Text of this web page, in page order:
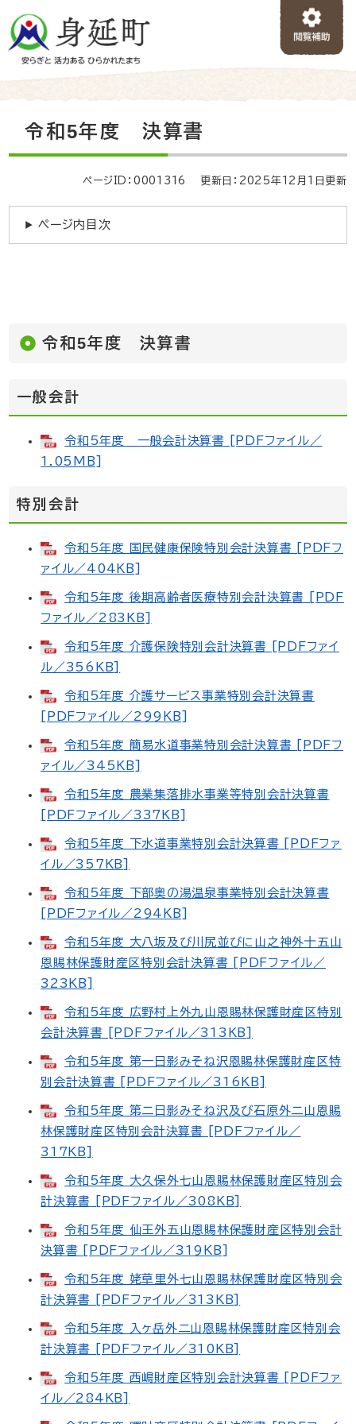
ー
先
令和5年度 決算書
ページID：0001316 更新日：2025年12月1日更新
ページ内目次
令和5年度 決算書
一般会計
令和5年度 一般会計決算書 [PDFファイル／
1.05MB]
特別会計
令和5年度 国民健康保険特別会計決算書 [PDFフ
ァイル／404KB]
令和5年度 後期高齢者医療特別会計決算書 [PDF
ファイル／283KB]
令和5年度 介護保険特別会計決算書 [PDFファイ
ル／356KB]
令和5年度 介護サービス事業特別会計決算書
[PDFファイル／299KB]
令和5年度 簡易水道事業特別会計決算書 [PDFフ
ァイル／345KB]
令和5年度 農業集落排水事業等特別会計決算書
[PDFファイル／337KB]
令和5年度 下水道事業特別会計決算書 [PDFファ
イル／357KB]
令和5年度 下部奥の湯温泉事業特別会計決算書
[PDFファイル／294KB]
令和5年度 大八坂及び川尻並びに山之神外十五山
恩賜林保護財産区特別会計決算書 [PDFファイル／
323KB]
令和5年度 広野村上外九山恩賜林保護財産区特別
会計決算書 [PDFファイル／313KB]
令和5年度 第一日影みそね沢恩賜林保護財産区特
別会計決算書 [PDFファイル／316KB]
令和5年度 第二日影みそね沢及び石原外二山恩賜
林保護財産区特別会計決算書 [PDFファイル／
317KB]
令和5年度 大久保外七山恩賜林保護財産区特別会
計決算書 [PDFファイル／308KB]
令和5年度 仙王外五山恩賜林保護財産区特別会計
決算書 [PDFファイル／319KB]
令和5年度 姥草里外七山恩賜林保護財産区特別会
計決算書 [PDFファイル／313KB]
令和5年度 入ヶ岳外二山恩賜林保護財産区特別会
計決算書 [PDFファイル／310KB]
令和5年度 西嶋財産区特別会計決算書 [PDFファ
イル／284KB]